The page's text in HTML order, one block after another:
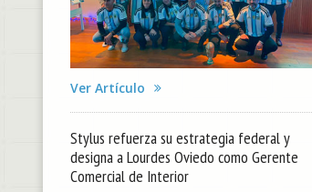
Ver Artículo
Stylus refuerza su estrategia federal y
designa a Lourdes Oviedo como Gerente
Comercial de Interior